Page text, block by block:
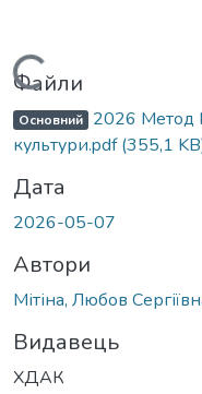
Вантажиться...
Файли
Основний 2026 Метод
культури.pdf(355,1
Дата
2026-05-07
Автори
Мітіна, Любов
Видавець
ХДАК